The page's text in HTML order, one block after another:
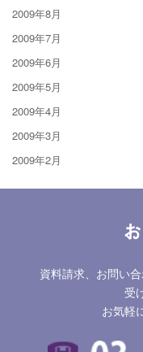
2009年8月
2009年7月
2009年6月
2009年5月
2009年4月
2009年3月
2009年2月
資料請求、お問い
受
お気軽